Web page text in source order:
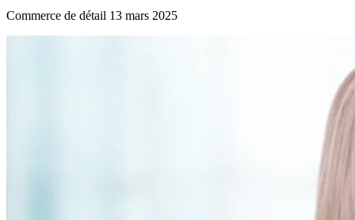
Commerce de détail 13 mars 2025